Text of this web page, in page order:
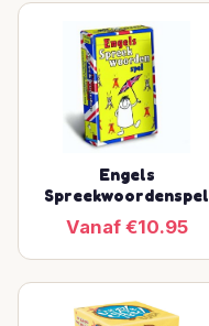
Engels
Spreekwoordenspel
Vanaf €10.95